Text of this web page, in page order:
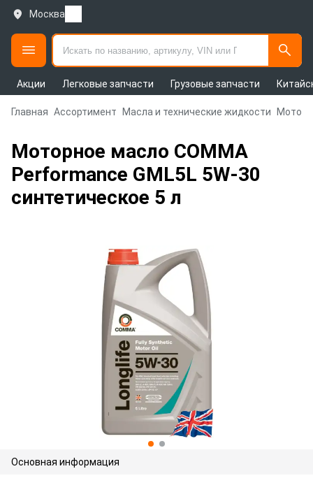
Москва
Акции Легковые запчасти Грузовые запчасти
Главная Ассортимент Масла и технические жидкости
Моторное масло COMMA
Performance GML5L 5W-30
синтетическое 5 л
Основная информация